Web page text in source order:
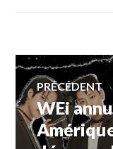
de
PRÉCÉDENT
Article
précédent :
WEi